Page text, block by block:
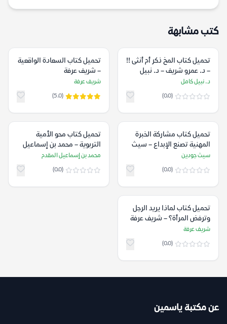
كتب مشابهة
تحميل كتاب المخ ذكر أم أنثى !!
– د. عمرو شريف – د. نبيل
كامل
د. نبيل كامل
(0.0)
تحميل كتاب السعادة الواقعية
– شريف عرفة
شريف عرفة
(5.0)
تحميل كتاب مشاركة الخبرة
المهنية تصنع الإبداع – سيث
جودين
سيث جودين
(0.0)
تحميل كتاب محو الأمية
التربوية – محمد بن إسماعيل
المقدم
محمد بن إسماعيل المقدم
(0.0)
تحميل كتاب لماذا يريد الرجل
وترفض المرأة؟ – شريف عرفة
شريف عرفة
(0.0)
عن مكتبة ياسمين